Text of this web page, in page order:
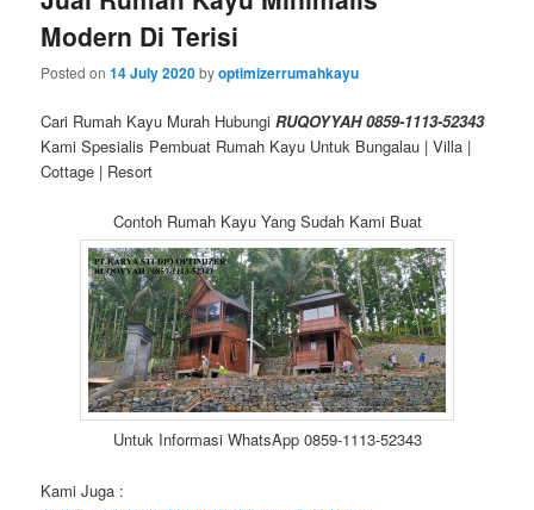
Modern Di Terisi
Posted on14 July 2020byoptimizerrumahkayu
Cari Rumah Kayu Murah Hubungi RUQOYYAH 0859-1113-52343
Kami Spesialis Pembuat Rumah Kayu Untuk Bungalau | Villa |
Cottage | Resort
Contoh Rumah Kayu Yang Sudah Kami Buat
Untuk Informasi WhatsApp 0859-1113-52343
Kami Juga :